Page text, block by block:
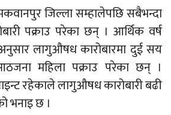
जिल्ला सम्हालेपछि सबैभन्दा
पक्राउ परेका छन् । आर्थिक वर्ष
लागुऔषध कारोबारमा दुई सय
महिला पक्राउ परेका छन् ।
रहेकाले लागुऔषध कारोबारी बढी
भनाइ छ ।